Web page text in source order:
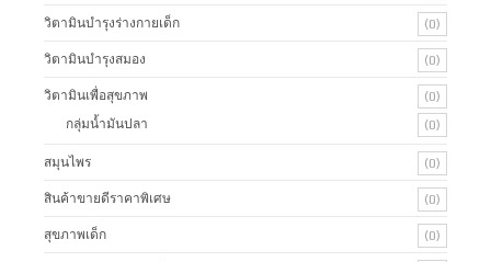
วิตามินบำรุงร่างกายเด็ก (0)
วิตามินบำรุงสมอง (0)
วิตามินเพื่อสุขภาพ
(0)
กลุ่มน้ำมันปลา
(0)
สมุนไพร (0)
สินค้าขายดีราคาพิเศษ (0)
สุขภาพเด็ก (0)